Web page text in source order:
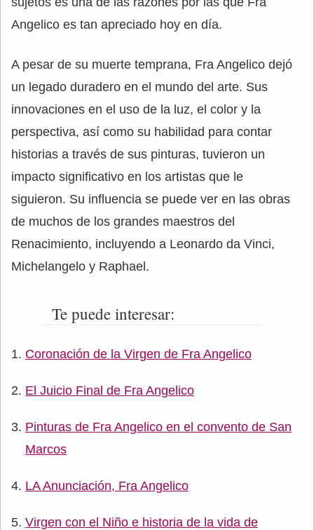
Angelico es tan apreciado hoy en día.
A pesar de su muerte temprana, Fra Angelico dejó
un legado duradero en el mundo del arte. Sus
innovaciones en el uso de la luz, el color y la
perspectiva, así como su habilidad para contar
historias a través de sus pinturas, tuvieron un
impacto significativo en los artistas que le
siguieron. Su influencia se puede ver en las obras
de muchos de los grandes maestros del
Renacimiento, incluyendo a Leonardo da Vinci,
Michelangelo y Raphael.
Te puede interesar:
Coronación de la Virgen de Fra Angelico
El Juicio Final de Fra Angelico
Pinturas de Fra Angelico en el convento de San
Marcos
LA Anunciación, Fra Angelico
Virgen con el Niño e historia de la vida de